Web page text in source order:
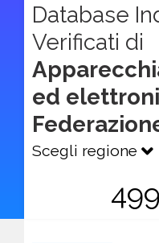
Database
Verificati di
ed
Scegli regione